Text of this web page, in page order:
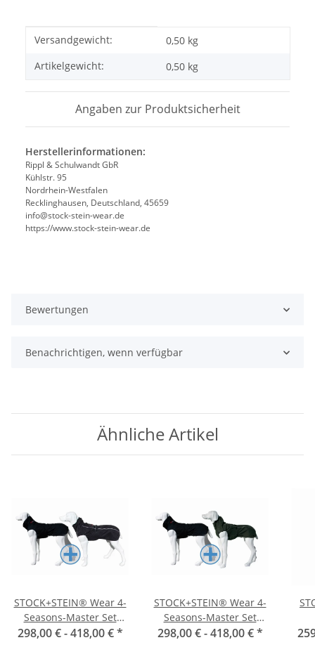
Produkteigenschaft
Wert
Versandgewicht:
0,50 kg
Artikelgewicht:
0,50 kg
Angaben zur Produktsicherheit
Herstellerinformationen:
Rippl & Schulwandt GbR
Kühlstr. 95
Nordrhein-Westfalen
Recklinghausen, Deutschland, 45659
info@stock-stein-wear.de
https://www.stock-stein-wear.de
Bewertungen
Benachrichtigen, wenn verfügbar
Ähnliche Artikel
STOCK+STEIN® Wear 4-
Seasons-Master Set
Phantom schwarz
298,00 € -418,00 €*
STOCK+STEIN® Wear 4-
Seasons-Master Set
Seals grün
298,00 € -418,00 €*